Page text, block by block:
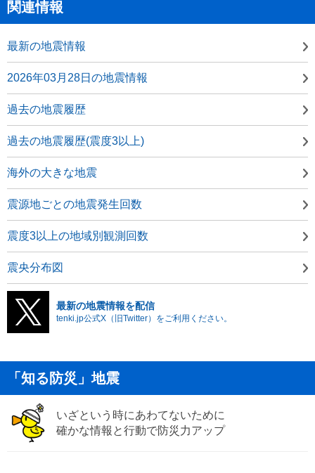
関連情報
最新の地震情報
2026年03月28日の地震情報
過去の地震履歴
過去の地震履歴(震度3以上)
海外の大きな地震
震源地ごとの地震発生回数
震度3以上の地域別観測回数
震央分布図
最新の地震情報を配信
tenki.jp公式X（旧Twitter）をご利用ください。
「知る防災」地震
いざという時にあわてないために
確かな情報と行動で防災力アップ